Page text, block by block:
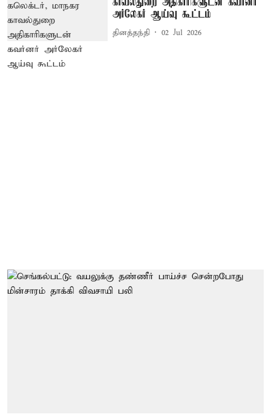
காவல்துறை அதிகாரிகளுடன் கவர்னர்
அர்லேகர் ஆய்வு கூட்டம்
தினத்தந்தி 02 Jul 2026